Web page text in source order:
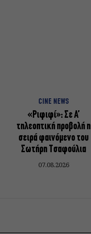
CINE NEWS
«Ριφιφί»: Σε Α’
τηλεοπτική προβολή η
σειρά φαινόμενο του
Σωτήρη Τσαφούλια
07.08.2026